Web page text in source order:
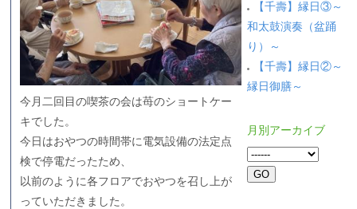
今月二回目の喫茶の会は苺のショートケー
キでした。
今日はおやつの時間帯に電気設備の法定点
検で停電だったため、
以前のように各フロアでおやつを召し上が
っていただきました。
【千壽】縁日③～
和太鼓演奏（盆踊
り）～
【千壽】縁日②～
縁日御膳～
月別アーカイブ